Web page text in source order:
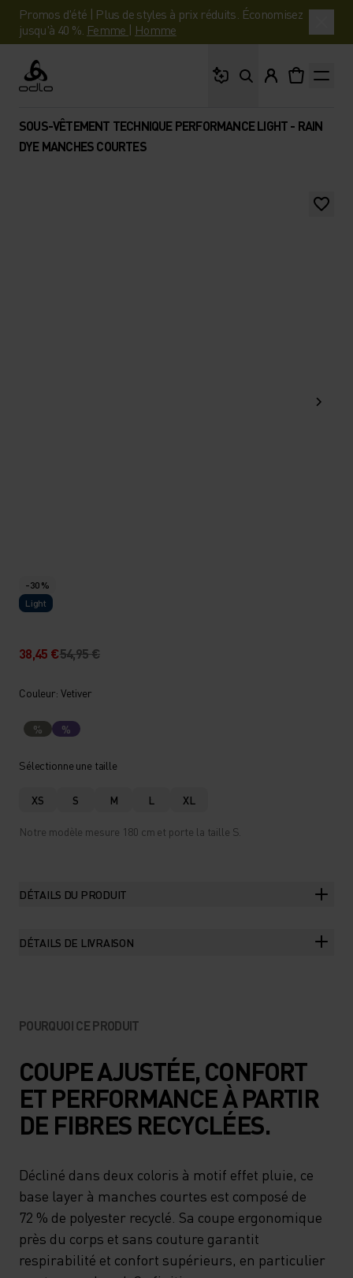
Promos d'été | Plus de styles à prix réduits. Économisez
jusqu'à 40 %. Femme | Homme
Odlo
SOUS-VÊTEMENT TECHNIQUE PERFORMANCE LIGHT - RAIN
DYE MANCHES COURTES
-30 %
Light
38,45 €54,95 €
Couleur: Vetiver
% %
Sélectionne une taille
XS S M L XL
Notre modèle mesure 180 cm et porte la taille S.
DÉTAILS DU PRODUIT
DÉTAILS DE LIVRAISON
POURQUOI CE PRODUIT
COUPE AJUSTÉE, CONFORT
ET PERFORMANCE À PARTIR
DE FIBRES RECYCLÉES.
Décliné dans deux coloris à motif effet pluie, ce
base layer à manches courtes est composé de
72 % de polyester recyclé. Sa coupe ergonomique
près du corps et sans couture garantit
respirabilité et confort supérieurs, en particulier